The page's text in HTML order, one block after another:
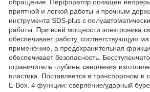
обращение. Перфоратор оснащен
приятной и легкой работы и прочным
инструмента SDS-plus с
работы. При всей мощности электроника
обеспечивает работу, соответствующую
применению, а предохранительная
обеспечивает безопасность.
ограничитель глубины сверления
пластика. Поставляется в транспортном и
E-Box. 4 функции: сверление/ударный